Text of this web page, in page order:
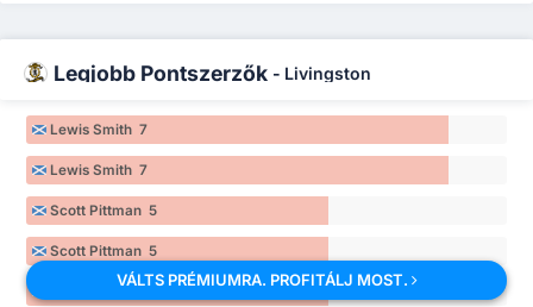
Legjobb Pontszerzők - Livingston
Lewis Smith 7
Lewis Smith 7
Scott Pittman 5
Scott Pittman 5
Robbie Muirhead 5
VÁLTS PRÉMIUMRA. PROFITÁLJ MOST.